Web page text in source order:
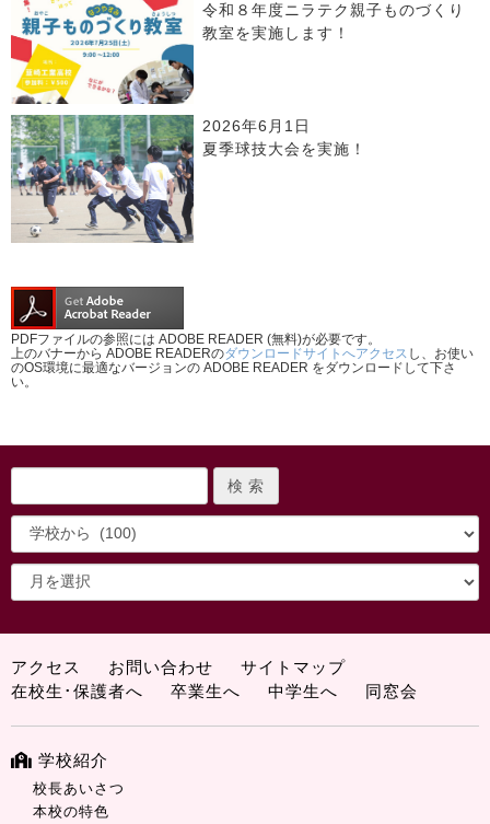
令和８年度ニラテク親子ものづくり
教室を実施します！
2026年6月1日
夏季球技大会を実施！
PDFファイルの参照には ADOBE READER (無料)が必要です。
上のバナーから ADOBE READERのダウンロードサイトへアクセス し、お使い
のOS環境に最適なバージョンの ADOBE READER をダウンロードして下さ
い。
アクセス お問い合わせ
サイトマップ
在校生･保護者へ
卒業生へ 中学生へ 同窓会
学校紹介
校長あいさつ
本校の特色